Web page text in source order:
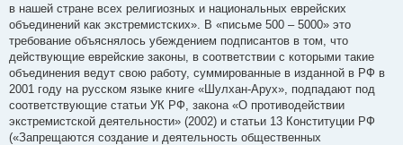
в нашей стране всех религиозных и национальных еврейских
объединений как экстремистских». В «письме 500 – 5000» это
требование объяснялось убеждением подписантов в том, что
действующие еврейские законы, в соответствии с которыми такие
объединения ведут свою работу, суммированные в изданной в РФ в
2001 году на русском языке книге «Шулхан-Арух», подпадают под
соответствующие статьи УК РФ, закона «О противодействии
экстремистской деятельности» (2002) и статьи 13 Конституции РФ
(«Запрещаются создание и деятельность общественных